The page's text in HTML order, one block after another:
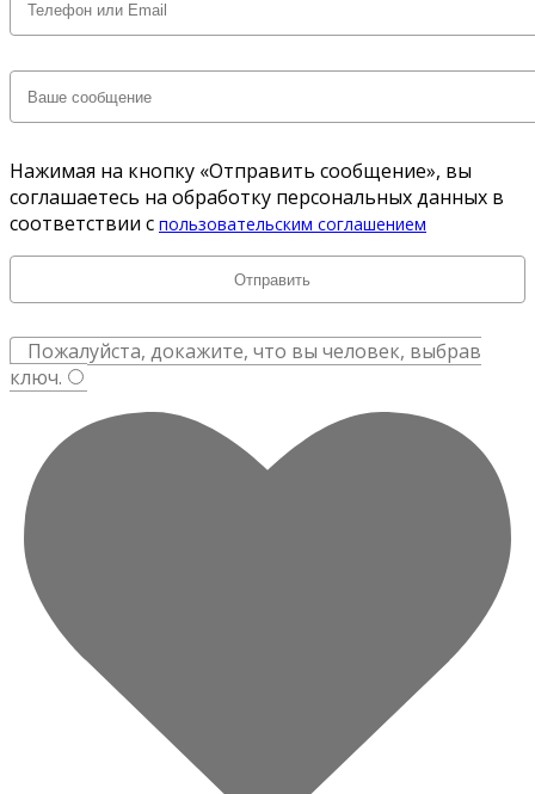
Нажимая на кнопку «Отправить сообщение», вы
соглашаетесь на обработку персональных данных в
соответствии с пользовательским соглашением
Пожалуйста, докажите, что вы человек, выбрав
ключ.